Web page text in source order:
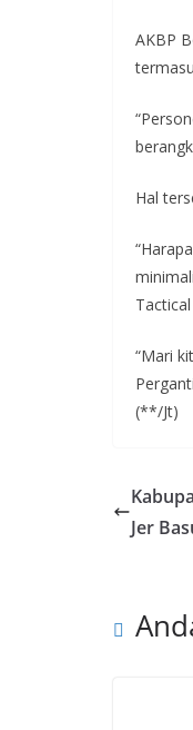
AKBP
Hal
“Mari
(**/Jt)
Jer